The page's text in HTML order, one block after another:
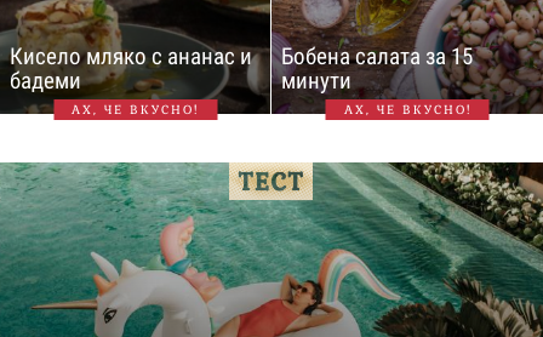
Кисело мляко с ананас и
бадеми
АХ, ЧЕ ВКУСНО!
Бобена салата за 15
минути
АХ, ЧЕ ВКУСНО!